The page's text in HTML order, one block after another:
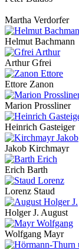
Martha Verdorfer
Helmut Bachmann
Arthur Gfrei
Ettore Zanon
Marion Prossliner
Heinrich Gasteiger
Jakob Kirchmayr
Erich Barth
Lorenz Staud
Holger J. August
Wolfgang Mayr